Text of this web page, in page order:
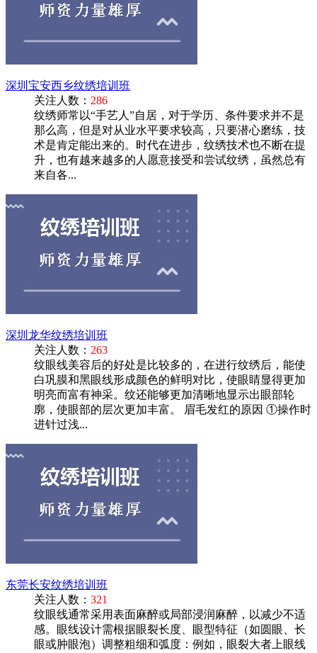
深圳宝安西乡纹绣培训班
关注人数： 286
纹绣师常以“手艺人”自居，对于学历、条件要求并不是
那么高，但是对从业水平要求较高，只要潜心磨练，技
术是肯定能出来的。时代在进步，纹绣技术也不断在提
升，也有越来越多的人愿意接受和尝试纹绣，虽然总有
来自各...
深圳龙华纹绣培训班
关注人数： 263
纹眼线美容后的好处是比较多的，在进行纹绣后，能使
白巩膜和黑眼线形成颜色的鲜明对比，使眼睛显得更加
明亮而富有神采。纹还能够更加清晰地显示出眼部轮
廓，使眼部的层次更加丰富。 眉毛发红的原因 ①操作时
进针过浅...
东莞长安纹绣培训班
关注人数： 321
纹眼线通常采用表面麻醉或局部浸润麻醉，以减少不适
感。‌眼线设计需根据眼裂长度、眼型特征（如圆眼、长
眼或肿眼泡）调整粗细和弧度：例如，眼裂大者上眼线